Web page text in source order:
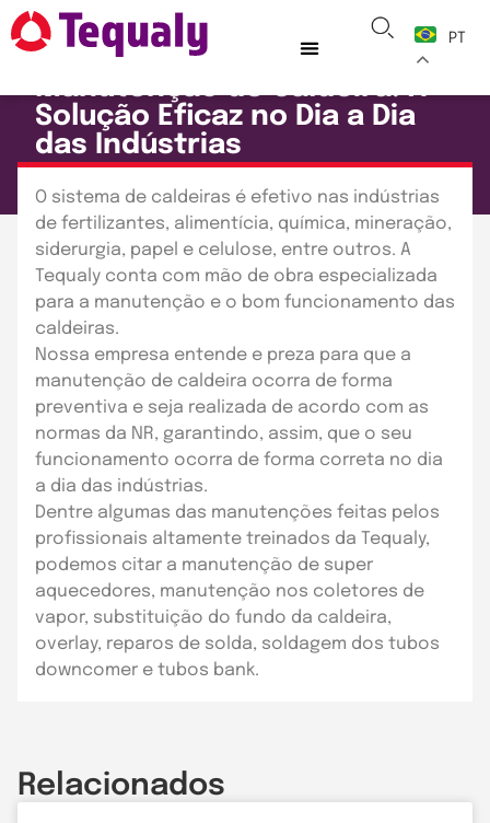
PT
Manutenção de Caldeira: A
Solução Eficaz no Dia a Dia
das Indústrias
Publicado em: 19 de agosto de 2020
O sistema de caldeiras é efetivo nas indústrias
de fertilizantes, alimentícia, química, mineração,
siderurgia, papel e celulose, entre outros. A
Tequaly conta com mão de obra especializada
para a manutenção e o bom funcionamento das
caldeiras.
Nossa empresa entende e preza para que a
manutenção de caldeira ocorra de forma
preventiva e seja realizada de acordo com as
normas da NR, garantindo, assim, que o seu
funcionamento ocorra de forma correta no dia
a dia das indústrias.
Dentre algumas das manutenções feitas pelos
profissionais altamente treinados da Tequaly,
podemos citar a manutenção de super
aquecedores, manutenção nos coletores de
vapor, substituição do fundo da caldeira,
overlay, reparos de solda, soldagem dos tubos
downcomer e tubos bank.
Relacionados